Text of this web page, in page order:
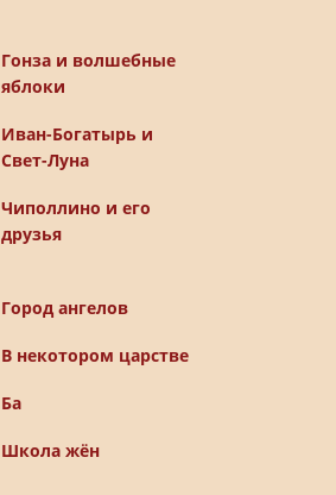
Гонза и волшебные
яблоки
Иван-Богатырь и
Свет-Луна
Чиполлино и его
друзья
Город ангелов
В некотором царстве
Ба
Школа жён